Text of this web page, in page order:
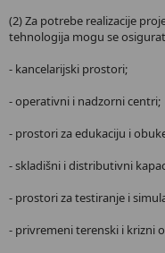
(2) Za potrebe realizacije
tehnologija mogu se
- kancelarijski prostori;
- operativni i nadzorni centri;
- prostori za edukaciju i
- skladišni i distributivni
- prostori za testiranje i
- privremeni terenski i krizni